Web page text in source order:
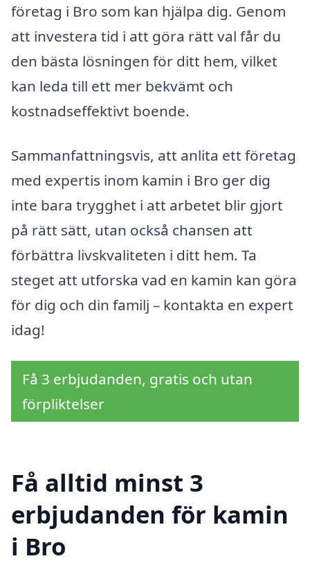
företag i Bro som kan hjälpa dig. Genom
att investera tid i att göra rätt val får du
den bästa lösningen för ditt hem, vilket
kan leda till ett mer bekvämt och
kostnadseffektivt boende.
Sammanfattningsvis, att anlita ett företag
med expertis inom kamin i Bro ger dig
inte bara trygghet i att arbetet blir gjort
på rätt sätt, utan också chansen att
förbättra livskvaliteten i ditt hem. Ta
steget att utforska vad en kamin kan göra
för dig och din familj – kontakta en expert
idag!
Få 3 erbjudanden, gratis och utan
förpliktelser
Få alltid minst 3
erbjudanden för kamin
i Bro